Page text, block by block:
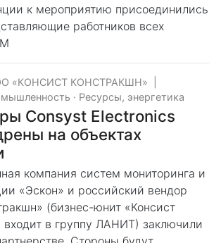
к мероприятию присоединились
работников всех
«КОНСИСТ КОНСТРАКШН»
· Ресурсы, энергетика
Consyst Electronics
на объектах
компания систем мониторинга и
«Эскон» и российский вендор
(бизнес-юнит «Консист
входит в группу ЛАНИТ) заключили